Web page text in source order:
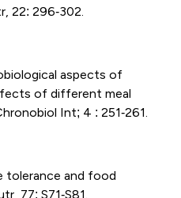
22: 296‐302.
aspects of
of different meal
Int; 4 : 251‐261.
tolerance and food
77: S71‐S81.